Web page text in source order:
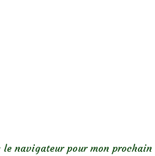
navigateur pour mon prochain